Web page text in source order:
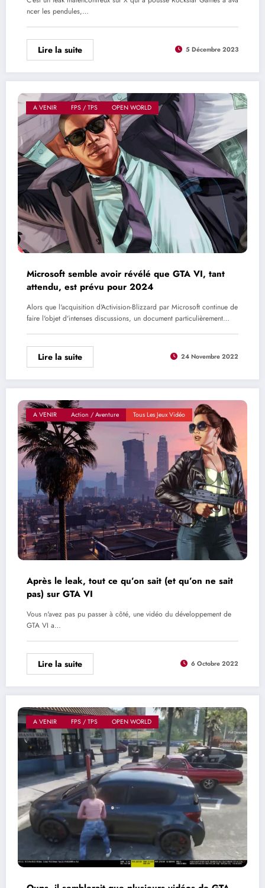
ncer les pendules,…
Lire la suite 5 Décembre 2023
A VENIR FPS / TPS OPEN WORLD
Microsoft semble avoir révélé que GTA VI, tant
attendu, est prévu pour 2024
Alors que l'acquisition d'Activision-Blizzard par Microsoft continue de
faire l'objet d'intenses discussions, un document particulièrement…
Lire la suite 24 Novembre 2022
A VENIR Action / Aventure Tous Les Jeux Vidéo
Après le leak, tout ce qu’on sait (et qu’on ne sait
pas) sur GTA VI
Vous n'avez pas pu passer à côté, une vidéo du développement de
GTA VI a…
Lire la suite 6 Octobre 2022
A VENIR FPS / TPS OPEN WORLD